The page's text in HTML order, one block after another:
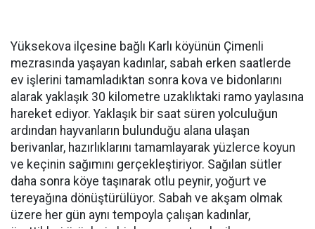
Yüksekova ilçesine bağlı Karlı köyünün Çimenli
mezrasında yaşayan kadınlar, sabah erken saatlerde
ev işlerini tamamladıktan sonra kova ve bidonlarını
alarak yaklaşık 30 kilometre uzaklıktaki ramo yaylasına
hareket ediyor. Yaklaşık bir saat süren yolculuğun
ardından hayvanların bulunduğu alana ulaşan
berivanlar, hazırlıklarını tamamlayarak yüzlerce koyun
ve keçinin sağımını gerçekleştiriyor. Sağılan sütler
daha sonra köye taşınarak otlu peynir, yoğurt ve
tereyağına dönüştürülüyor. Sabah ve akşam olmak
üzere her gün aynı tempoyla çalışan kadınlar,